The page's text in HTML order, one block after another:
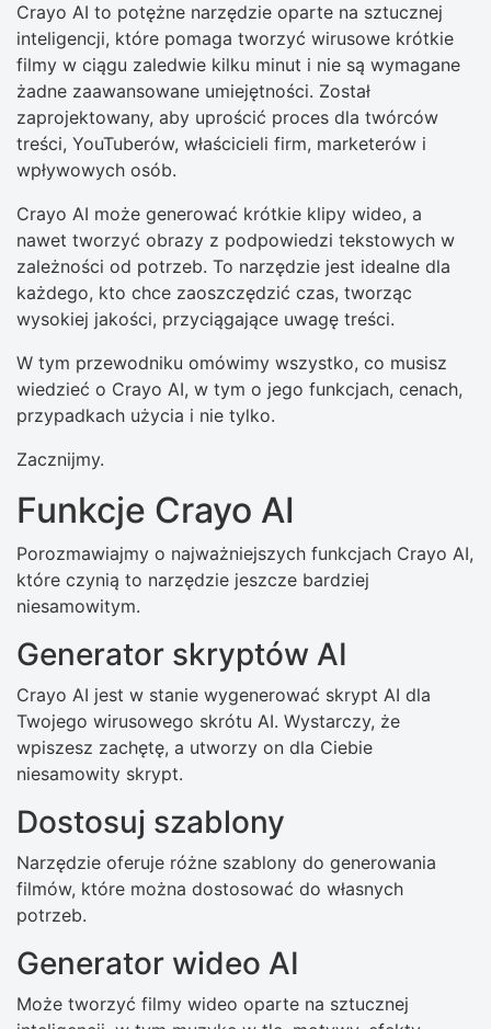
Crayo AI to potężne narzędzie oparte na sztucznej
inteligencji, które pomaga tworzyć wirusowe krótkie
filmy w ciągu zaledwie kilku minut i nie są wymagane
żadne zaawansowane umiejętności. Został
zaprojektowany, aby uprościć proces dla twórców
treści, YouTuberów, właścicieli firm, marketerów i
wpływowych osób.
Crayo AI może generować krótkie klipy wideo, a
nawet tworzyć obrazy z podpowiedzi tekstowych w
zależności od potrzeb. To narzędzie jest idealne dla
każdego, kto chce zaoszczędzić czas, tworząc
wysokiej jakości, przyciągające uwagę treści.
W tym przewodniku omówimy wszystko, co musisz
wiedzieć o Crayo AI, w tym o jego funkcjach, cenach,
przypadkach użycia i nie tylko.
Zacznijmy.
Funkcje Crayo AI
Porozmawiajmy o najważniejszych funkcjach Crayo AI,
które czynią to narzędzie jeszcze bardziej
niesamowitym.
Generator skryptów AI
Crayo AI jest w stanie wygenerować skrypt AI dla
Twojego wirusowego skrótu AI. Wystarczy, że
wpiszesz zachętę, a utworzy on dla Ciebie
niesamowity skrypt.
Dostosuj szablony
Narzędzie oferuje różne szablony do generowania
filmów, które można dostosować do własnych
potrzeb.
Generator wideo AI
Może tworzyć filmy wideo oparte na sztucznej